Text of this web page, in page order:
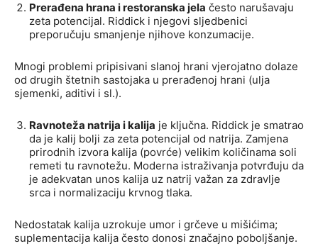
Prerađena hrana i restoranska jela često narušavaju
zeta potencijal. Riddick i njegovi sljedbenici
preporučuju smanjenje njihove konzumacije.
Mnogi problemi pripisivani slanoj hrani vjerojatno dolaze
od drugih štetnih sastojaka u prerađenoj hrani (ulja
sjemenki, aditivi i sl.).
Ravnoteža natrija i kalija je ključna. Riddick je smatrao
da je kalij bolji za zeta potencijal od natrija. Zamjena
prirodnih izvora kalija (povrće) velikim količinama soli
remeti tu ravnotežu. Moderna istraživanja potvrđuju da
je adekvatan unos kalija uz natrij važan za zdravlje
srca i normalizaciju krvnog tlaka.
Nedostatak kalija uzrokuje umor i grčeve u mišićima;
suplementacija kalija često donosi značajno poboljšanje.